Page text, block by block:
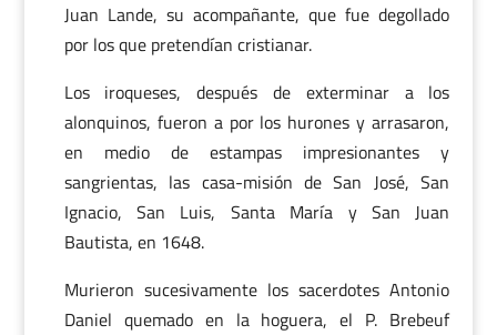
Juan Lande, su acompañante, que fue degollado
por los que pretendían cristianar.
Los iroqueses, después de exterminar a los
alonquinos, fueron a por los hurones y arrasaron,
en medio de estampas impresionantes y
sangrientas, las casa-misión de San José, San
Ignacio, San Luis, Santa María y San Juan
Bautista, en 1648.
Murieron sucesivamente los sacerdotes Antonio
Daniel quemado en la hoguera, el P. Brebeuf